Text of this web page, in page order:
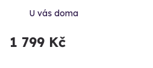
U vás doma
1 799 Kč